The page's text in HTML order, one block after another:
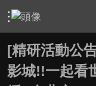
› 站務中心 › 精研活
[精研活動公
影城!!一起看